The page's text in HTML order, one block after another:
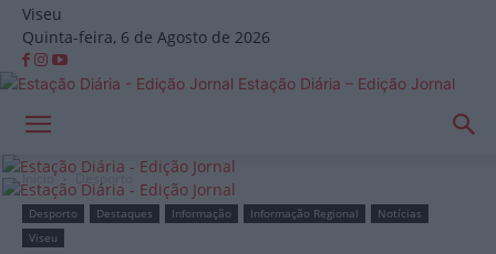
Viseu
Quinta-feira, 6 de Agosto de 2026
Estação Diária – Edição Jornal
Início Desporto
Desporto Destaques Informação Informação Regional
Notícias
Viseu